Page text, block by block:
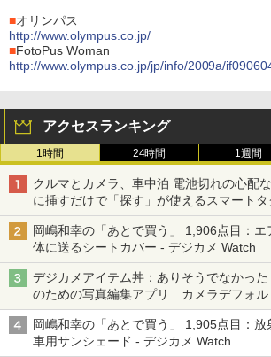
■オリンパス
http://www.olympus.co.jp/
■FotoPus Woman
http://www.olympus.co.jp/jp/info/2009a/
アクセスランキング
1時間 24時間 1週間
クルマとカメラ、車中泊 電池切れの心配
に挿すだけで「探す」が使えるスマート
岡嶋和幸の「あとで買う」 1,906点目：
体に送るシートカバー - デジカメ Watch
デジカメアイテム丼：ありそうでなかった
のための写真編集アプリ カメラデフォル
る「Filmator」
岡嶋和幸の「あとで買う」 1,905点目：放
車用サンシェード - デジカメ Watch